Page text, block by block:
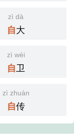
zì dà
自大
zì wèi
自卫
zì zhuàn
自传